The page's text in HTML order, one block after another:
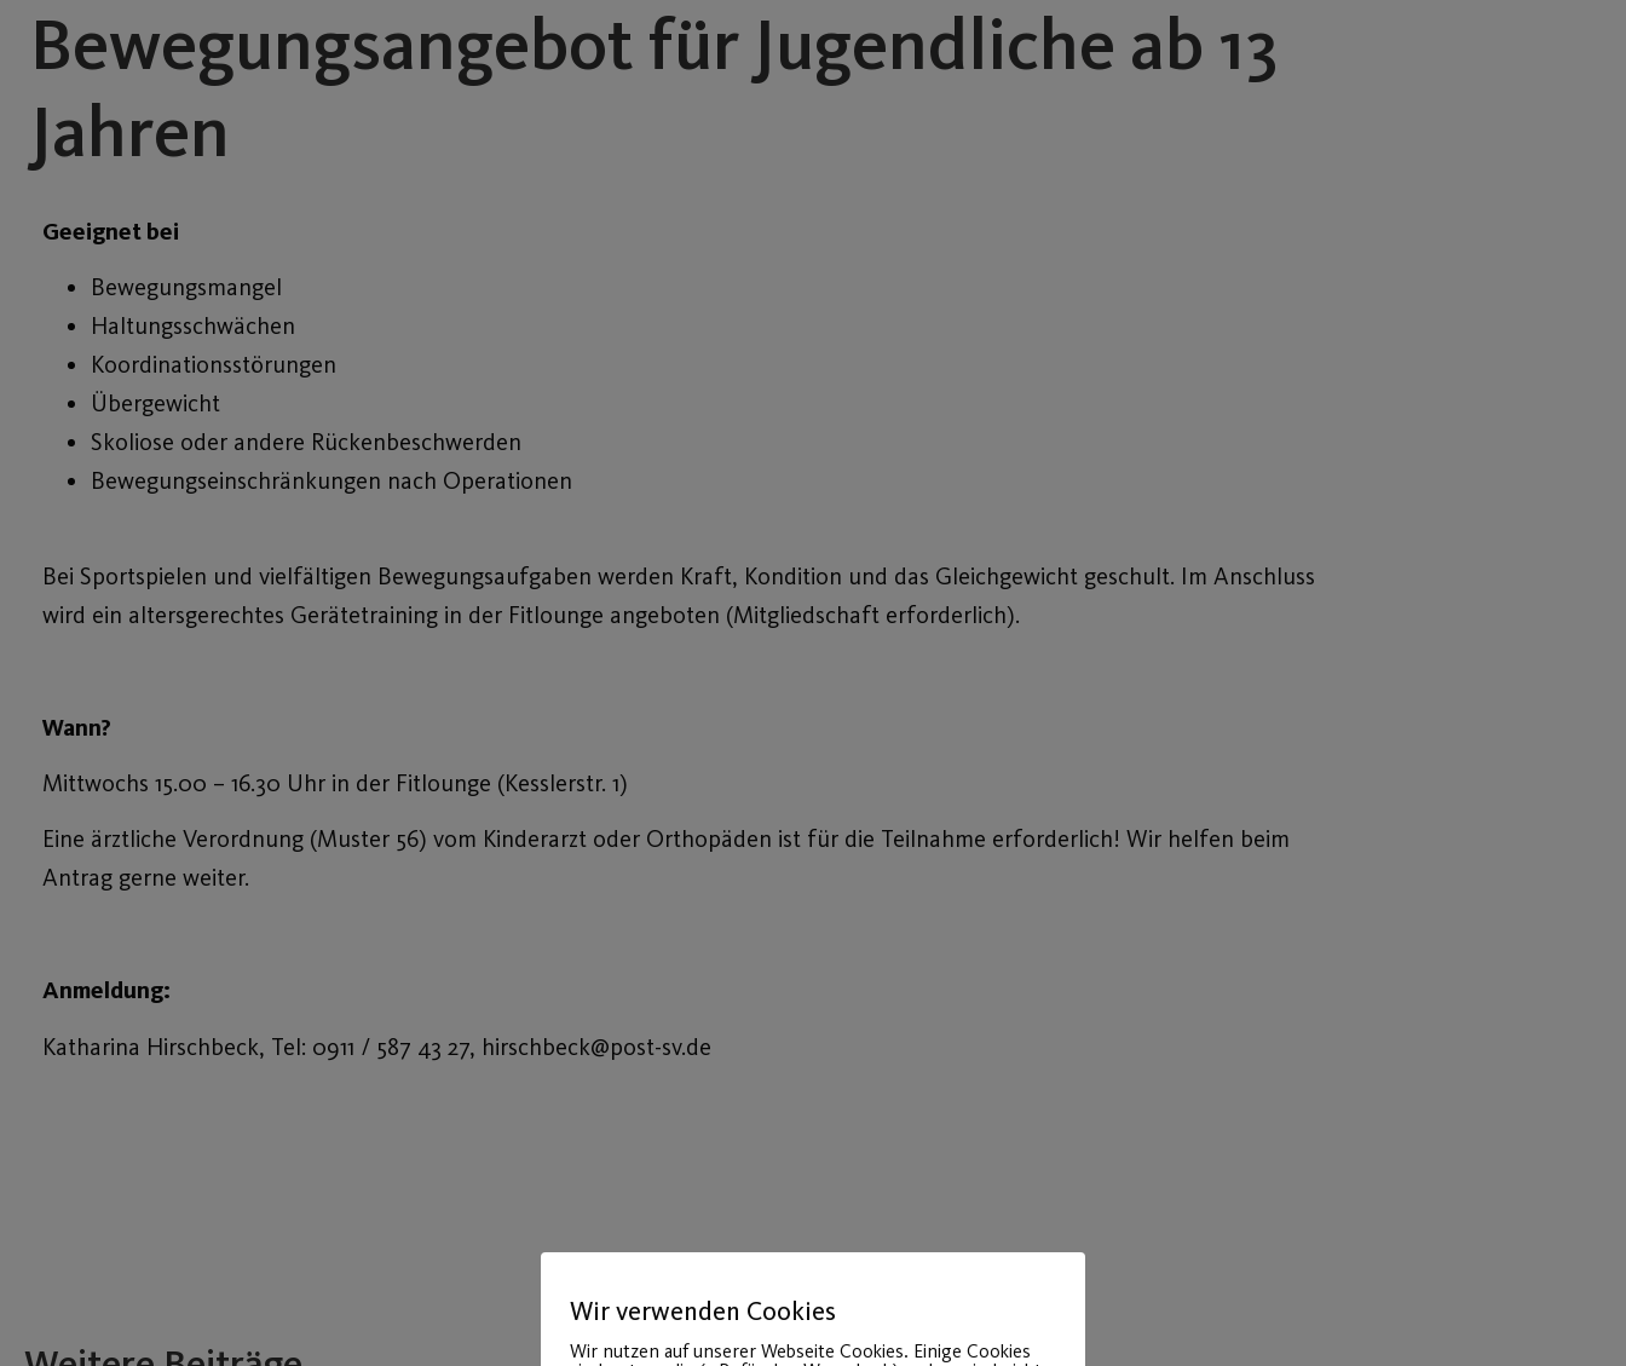
Bewegungsangebot für Jugendliche ab 13
Jahren
Geeignet bei
Bewegungsmangel
Haltungsschwächen
Koordinationsstörungen
Übergewicht
Skoliose oder andere Rückenbeschwerden
Bewegungseinschränkungen nach Operationen
Bei Sportspielen und vielfältigen Bewegungsaufgaben werden Kraft, Kondition und das Gleichgewicht geschult. Im Anschluss
wird ein altersgerechtes Gerätetraining in der Fitlounge angeboten (Mitgliedschaft erforderlich).
Wann?
Mittwochs 15.00 – 16.30 Uhr in der Fitlounge (Kesslerstr. 1)
Eine ärztliche Verordnung (Muster 56) vom Kinderarzt oder Orthopäden ist für die Teilnahme erforderlich! Wir helfen beim
Antrag gerne weiter.
Anmeldung:
Katharina Hirschbeck, Tel: 0911 / 587 43 27, hirschbeck@post-sv.de
Wir verwenden Cookies
Wir nutzen auf unserer Webseite Cookies. Einige Cookies